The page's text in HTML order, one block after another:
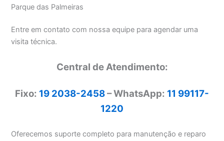
Parque das Palmeiras
Entre em contato com nossa equipe para agendar uma
visita técnica.
Central de Atendimento:
Fixo: 19 2038-2458– WhatsApp: 11 99117-
1220
Oferecemos suporte completo para manutenção e reparo